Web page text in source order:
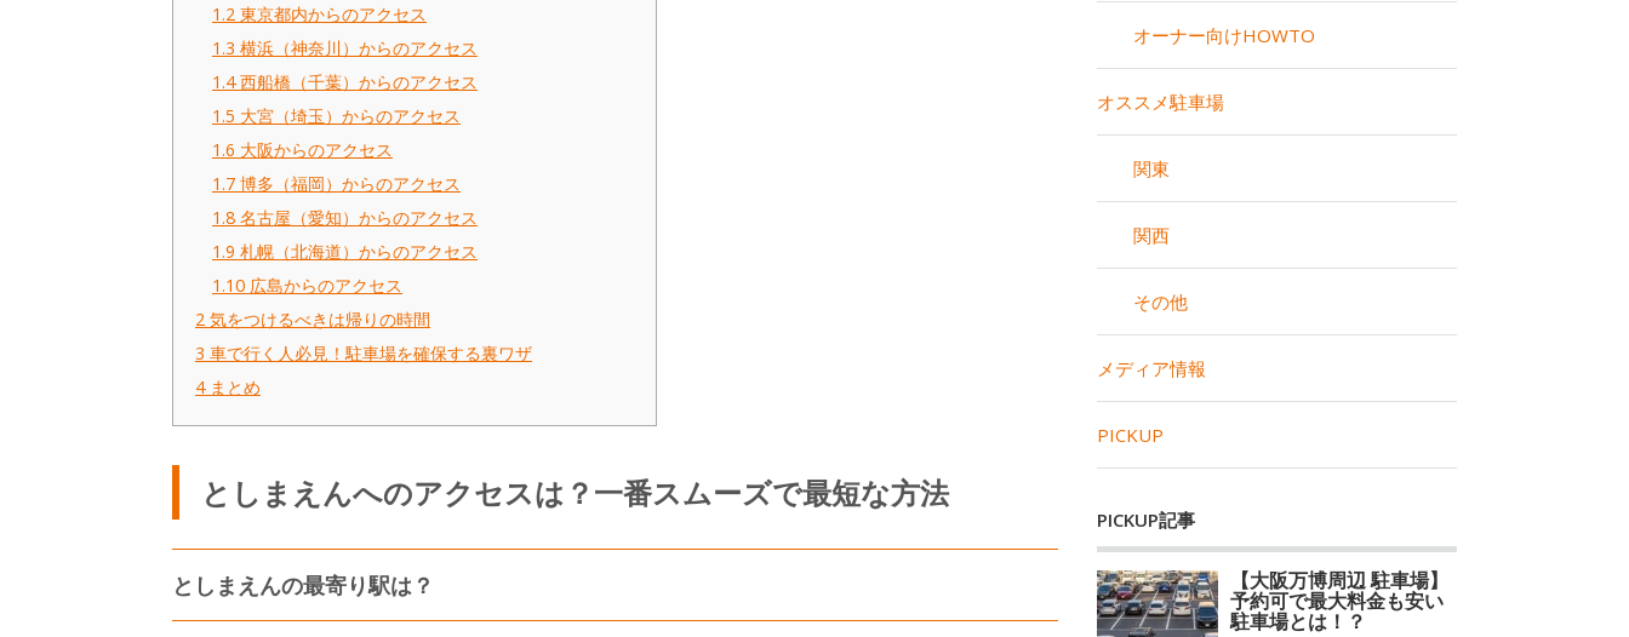
1.2 東京都内からのアクセス
1.3 横浜（神奈川）からのアクセス
1.4 西船橋（千葉）からのアクセス
1.5 大宮（埼玉）からのアクセス
1.6 大阪からのアクセス
1.7 博多（福岡）からのアクセス
1.8 名古屋（愛知）からのアクセス
1.9 札幌（北海道）からのアクセス
1.10 広島からのアクセス
2 気をつけるべきは帰りの時間
3 車で行く人必見！駐車場を確保する裏ワザ
4 まとめ
としまえんへのアクセスは？一番スムーズで最短な方法
としまえんの最寄り駅は？
オーナー向けHOWTO
オススメ駐車場
関東
関西
その他
メディア情報
PICKUP
PICKUP記事
【大阪万博周辺 駐車場】
予約可で最大料金も安い
駐車場とは！？